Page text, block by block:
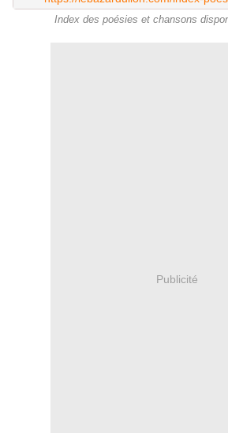
Index des poésies et chansons
Publicité